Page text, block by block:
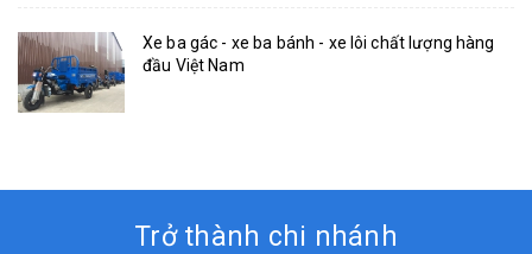
Xe ba gác - xe ba bánh - xe lôi chất lượng hàng
đầu Việt Nam
Trở thành chi nhánh